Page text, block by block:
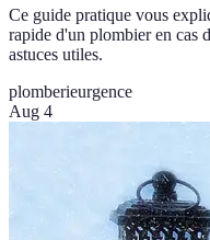
Ce guide pratique vous
rapide d'un plombier en cas
astuces utiles.
plomberieurgence
Aug 4